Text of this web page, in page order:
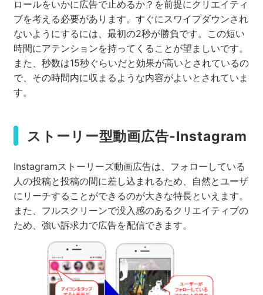
ロールをいかに広告で止めるか？を前提にクリエイティ
ブを考える必要があります。すぐにスワイプダウンされ
ないようにするには、最初の2秒が勝負です。この短い
時間にアテンションを持ってくることが望ましいです。
また、秒数は15秒ぐらいだと効果が高いとされているの
で、その時間内に収まるような内容がよいとされていま
す。
ストーリー型動画広告-Instagram
Instagramストーリーズ動画広告は、フォローしている
人の投稿と投稿の間に差し込まれるため、自然とユーザ
にリーチすることができるのが大きな特長といえます。
また、フルスクリーンで没入感のあるクリエイティブの
ため、強い訴求力で広告を配信できます。